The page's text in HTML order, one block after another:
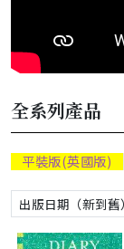
全系列產品
平裝版(英國版)